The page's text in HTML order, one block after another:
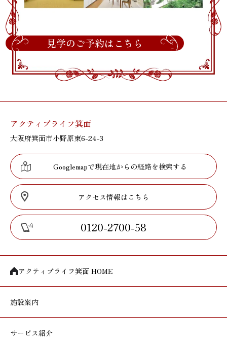
見学のご予約はこちら
アクティブライフ箕面
大阪府箕面市小野原東6-24-3
Googlemapで現在地からの経路を検索する
アクセス情報はこちら
0120-2700-58
アクティブライフ箕面 HOME
施設案内
サービス紹介